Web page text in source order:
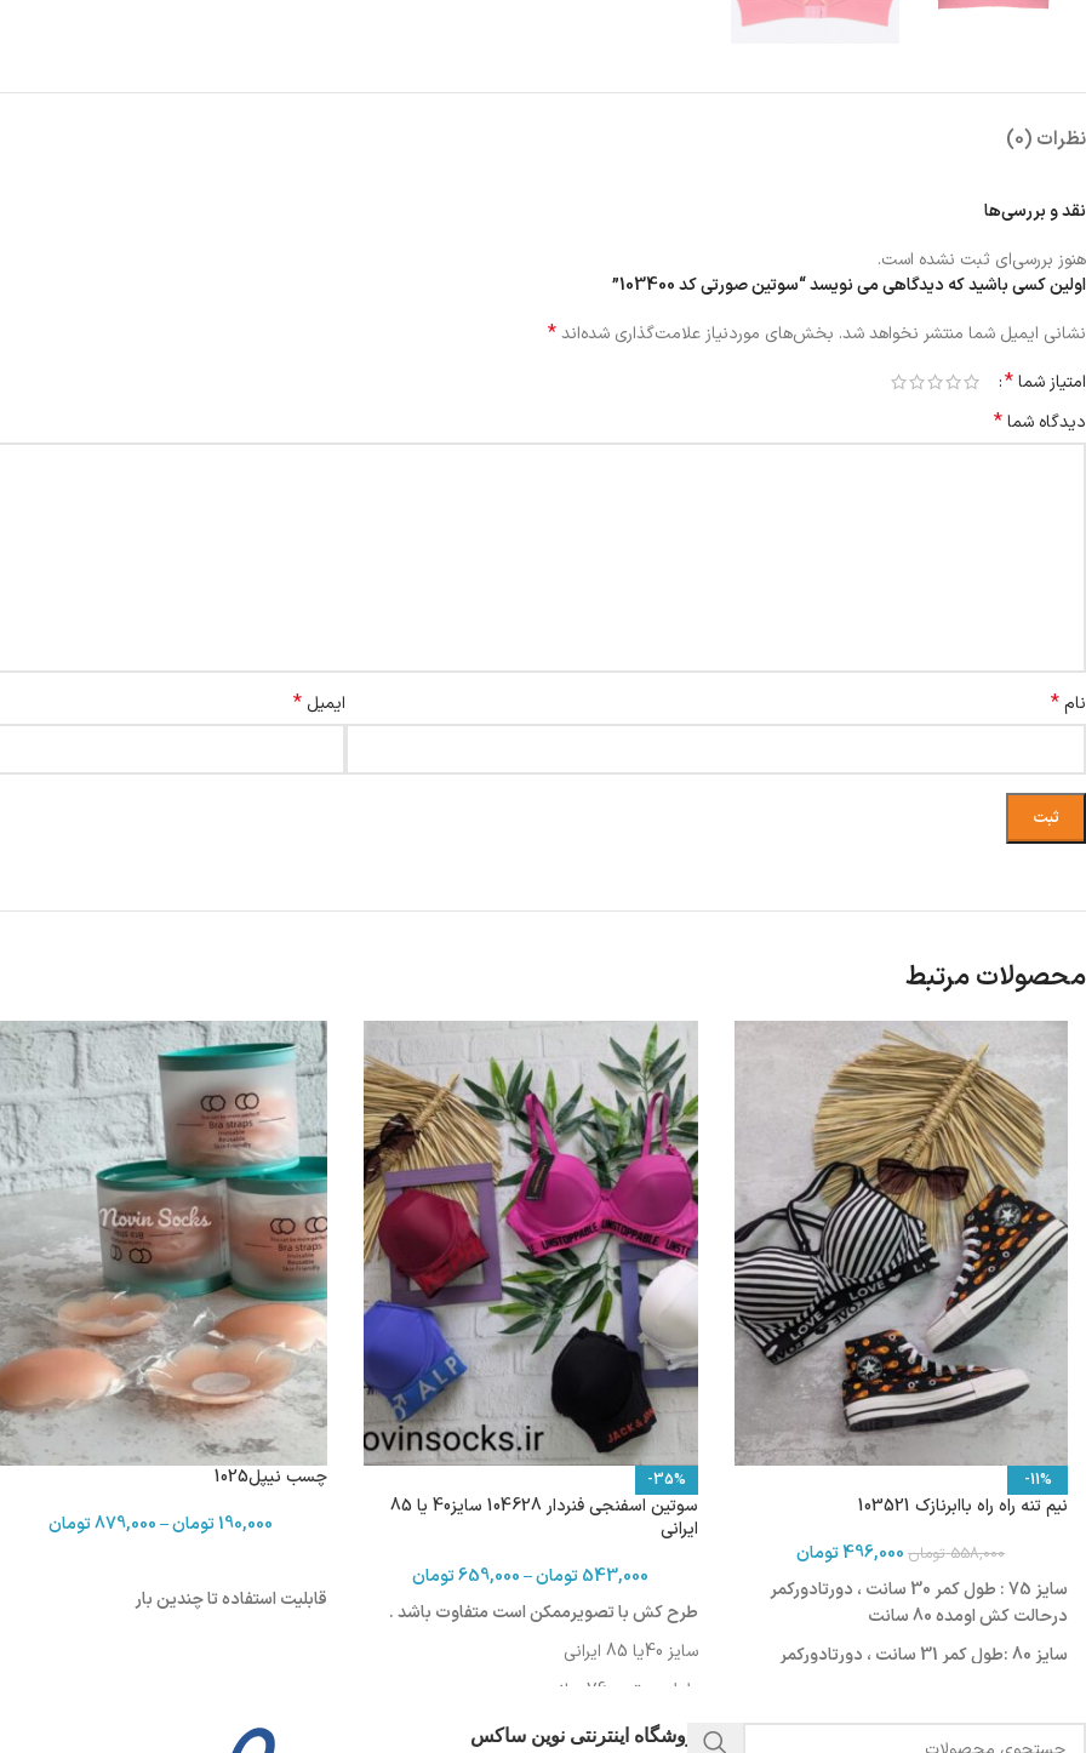
نظرات (0)
نقد و بررسی‌ها
هنوز بررسی‌ای ثبت نشده است.
اولین کسی باشید که دیدگاهی می نویسد “سوتین صورتی کد 103400”
نشانی ایمیل شما منتشر نخواهد شد. بخش‌های موردنیاز علامت‌گذاری شده‌اند*
امتیاز شما*
دیدگاه شما*
نام* ایمیل *
محصولات مرتبط
-11%
نیم تنه راه راه باابرنازک 103521
558,000 تومان 496,000تومان
سایز 75 : طول کمر 30 سانت ، دورتادورکمر
درحالت کش اومده 80 سانت
سایز 80 :طول کمر 31 سانت ، دورتادورکمر
سایز 85:طول کمر 32 سانت ، دورتادورکمر
درحالت کش اومده 86 سانت
-35%
سوتین اسفنجی فنردار 104628 سایز40 یا 85
ایرانی
543,000تومان–
659,000تومان
طرح کش با تصویرممکن است متفاوت باشد .
سایز 40یا 85 ایرانی
طول سوتین :76 سانت
دورکمر: 85-89 سانت
چسب نیپل1025
190,000تومان–
879,000تومان
قابلیت استفاده تا چندین بار
فروشگاه اینترنتی نوین ساکس